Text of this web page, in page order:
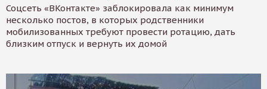
Соцсеть «ВКонтакте» заблокировала как минимум
несколько постов, в которых родственники
мобилизованных требуют провести ротацию, дать
близким отпуск и вернуть их домой